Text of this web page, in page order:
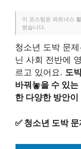
이 포스팅은 파트너스
받습니다.
청소년 도박 문
닌 사회 전반에
르고 있어요. 도
바꿔놓을 수 있는
한 다양한 방안이
✅ 청소년 도박